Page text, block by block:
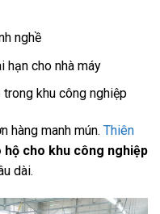
nghề
hạn cho nhà máy
khu công nghiệp
hàng manh mún. Thiên
hộ cho khu công nghiệp
dài.